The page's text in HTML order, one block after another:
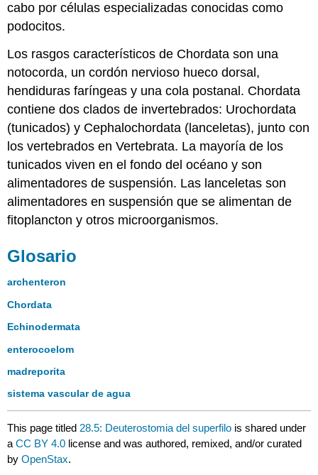
cabo por células especializadas conocidas como
podocitos.
Los rasgos característicos de Chordata son una
notocorda, un cordón nervioso hueco dorsal,
hendiduras faríngeas y una cola postanal. Chordata
contiene dos clados de invertebrados: Urochordata
(tunicados) y Cephalochordata (lanceletas), junto con
los vertebrados en Vertebrata. La mayoría de los
tunicados viven en el fondo del océano y son
alimentadores de suspensión. Las lanceletas son
alimentadores en suspensión que se alimentan de
fitoplancton y otros microorganismos.
Glosario
archenteron
Chordata
Echinodermata
enterocoelom
madreporita
sistema vascular de agua
This page titled 28.5: Deuterostomia del superfilo is shared under
aCC BY 4.0 license and was authored, remixed, and/or curated
byOpenStax.